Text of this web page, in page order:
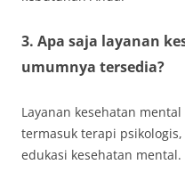
3. Apa saja layanan
umumnya tersedia?
Layanan kesehatan
termasuk terapi
edukasi kesehatan mental.